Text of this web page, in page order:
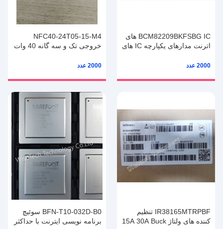
BCM82209BKFSBG IC های
اترنت مدارهای یکپارچه IC های
2000 عدد
NFC40-24T05-15-M4
خروجی تک و سه گانه 40 وات
IGBT
2000 عدد
IR38165MTRPBF تنظیم
کننده های ولتاژ 15A 30A Buck
BFN-T10-032D-B0 سوئیچ
برنامه نویسی ایترنت با حداکثر